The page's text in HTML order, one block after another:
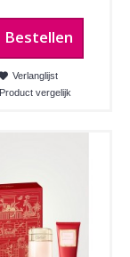
Bestellen
Verlanglijst
Product vergelijk